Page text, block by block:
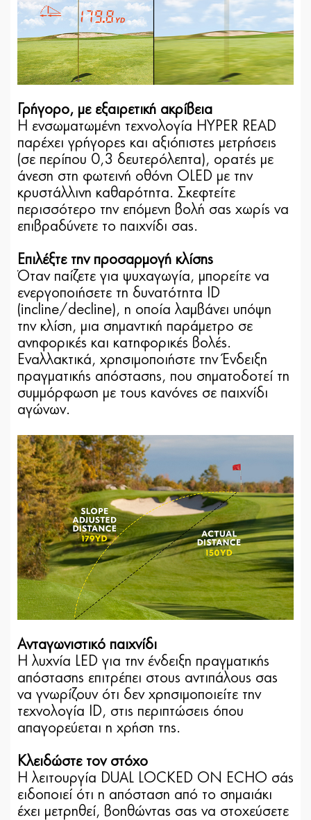
Γρήγορο, με εξαιρετική ακρίβεια
Η ενσωματωμένη τεχνολογία HYPER READ
παρέχει γρήγορες και αξιόπιστες μετρήσεις
(σε περίπου 0,3 δευτερόλεπτα), ορατές με
άνεση στη φωτεινή οθόνη OLED με την
κρυστάλλινη καθαρότητα. Σκεφτείτε
περισσότερο την επόμενη βολή σας χωρίς να
επιβραδύνετε το παιχνίδι σας.
Επιλέξτε την προσαρμογή κλίσης
Όταν παίζετε για ψυχαγωγία, μπορείτε να
ενεργοποιήσετε τη δυνατότητα ID
(incline/decline), η οποία λαμβάνει υπόψη
την κλίση, μια σημαντική παράμετρο σε
ανηφορικές και κατηφορικές βολές.
Εναλλακτικά, χρησιμοποιήστε την Ένδειξη
πραγματικής απόστασης, που σηματοδοτεί τη
συμμόρφωση με τους κανόνες σε παιχνίδι
αγώνων.
Ανταγωνιστικό παιχνίδι
Η λυχνία LED για την ένδειξη πραγματικής
απόστασης επιτρέπει στους αντιπάλους σας
να γνωρίζουν ότι δεν χρησιμοποιείτε την
τεχνολογία ID, στις περιπτώσεις όπου
απαγορεύεται η χρήση της.
Κλειδώστε τον στόχο
Η λειτουργία DUAL LOCKED ON ECHO σάς
ειδοποιεί ότι η απόσταση από το σημαιάκι
έχει μετρηθεί, βοηθώντας σας να στοχεύσετε